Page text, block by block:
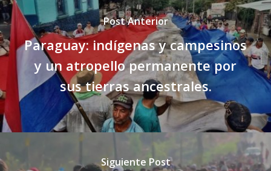
Post Anterior
Paraguay: indígenas y campesinos
y un atropello permanente por
sus tierras ancestrales.
Siguiente Post